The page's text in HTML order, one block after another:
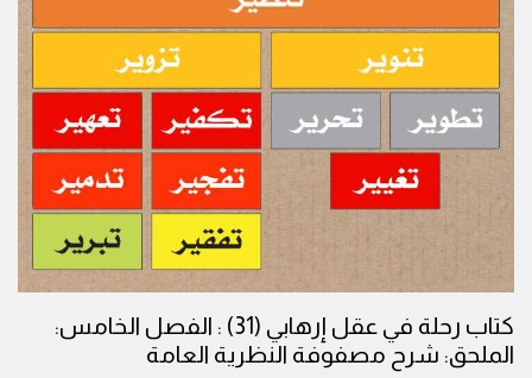
كتاب رحلة في عقل إرهابي (31) : الفصل الخامس:
الملحق: شرح مصفوفة النظرية العامة